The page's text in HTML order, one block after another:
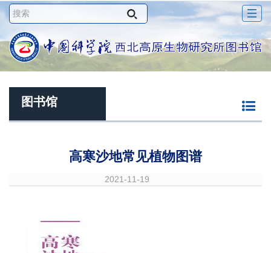
图书馆
高寒沙地常见植物图谱
2021-11-19